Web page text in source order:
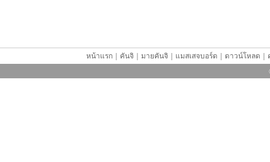
หน้าแรก คันจิ มายคันจิ แมสเสจบอร์ด ดาวน์โหลด